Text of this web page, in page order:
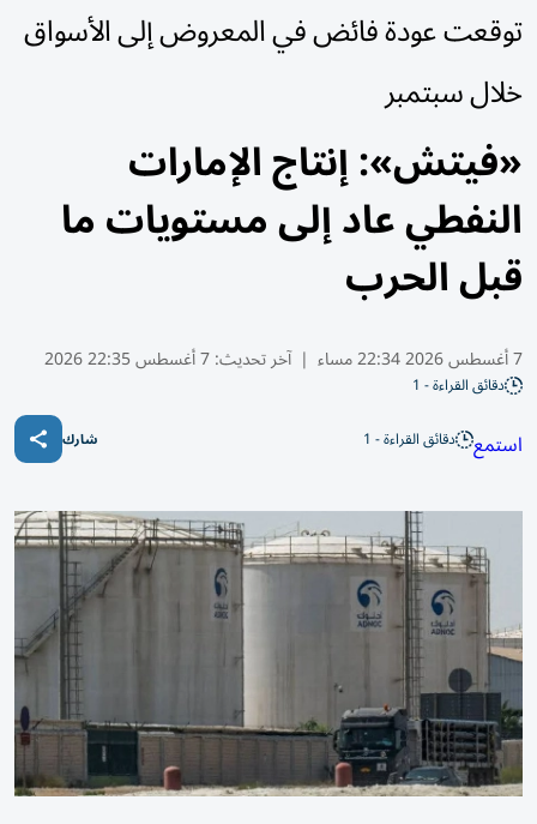
توقعت عودة فائض في المعروض إلى الأسواق
خلال سبتمبر
«فيتش»: إنتاج الإمارات
النفطي عاد إلى مستويات ما
قبل الحرب
7 أغسطس 2026 22:34 مساء | آخر تحديث:7 أغسطس 22:35 2026
دقائق القراءة - 1
استمع دقائق القراءة - 1 شارك